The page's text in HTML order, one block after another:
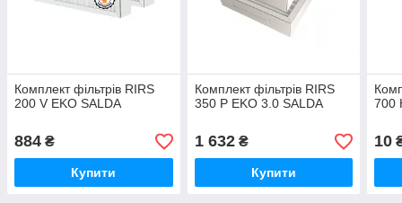
Комплект фільтрів RIRS
200 V EKO SALDA
884 ₴
Купити
Комплект фільтрів RIRS
350 P EKO 3.0 SALDA
1 632₴
Купити
700
10